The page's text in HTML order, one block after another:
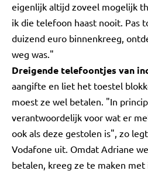
eigenlijk altijd zoveel mogelijk
ik die telefoon haast nooit. Pas
duizend euro binnenkreeg,
weg was."
Dreigende telefoontjes van
aangifte en liet het toestel
moest ze wel betalen. "In
verantwoordelijk voor wat er
ook als deze gestolen is", zo
Vodafone uit. Omdat Adriane
betalen, kreeg ze te maken met